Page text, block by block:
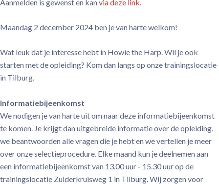
Aanmelden is gewenst en kanvia deze link.
Maandag 2 december 2024 ben je van harte welkom!
Wat leuk dat je interesse hebt in Howie the Harp. Wil je ook
starten met de opleiding? Kom dan langs op onze trainingslocatie
in Tilburg.
Informatiebijeenkomst
We nodigen je van harte uit om naar deze informatiebijeenkomst
te komen. Je krijgt dan uitgebreide informatie over de opleiding,
we beantwoorden alle vragen die je hebt en we vertellen je meer
over onze selectieprocedure. Elke maand kun je deelnemen aan
een informatiebijeenkomst van 13.00 uur - 15.30 uur op de
trainingslocatie Zuiderkruisweg 1 in Tilburg. Wij zorgen voor